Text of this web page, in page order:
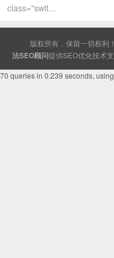
class="swit...
版权所有，保留一切权利
法SEO顾问提供SEO优化技术
70 queries in 0.239 seconds,